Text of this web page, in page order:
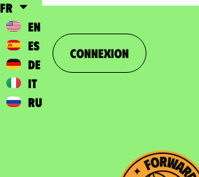
FR
EN
ES
DE
IT
RU
Connexion